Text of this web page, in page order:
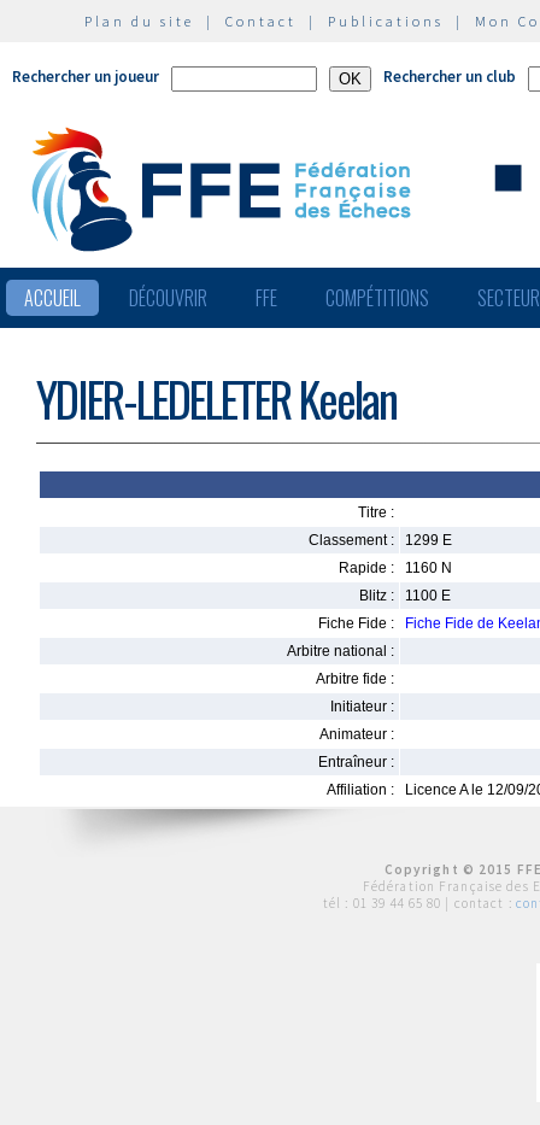
Plan du site | Contact | Publications | Mon
Rechercher un joueur Rechercher un club
ACCUEIL DÉCOUVRIR FFE COMPÉTITIONS
YDIER-LEDELETER Keelan
Titre :
Classement :
1299 E
Rapide :
1160 N
Blitz :
1100 E
Fiche Fide :
Fiche Fide de
Arbitre national :
Arbitre fide :
Initiateur :
Animateur :
Entraîneur :
Affiliation :
Licence A le 12/09/
Copyright © 2015
Fédération Française des
tél : 01 39 44 65 80 | contact :